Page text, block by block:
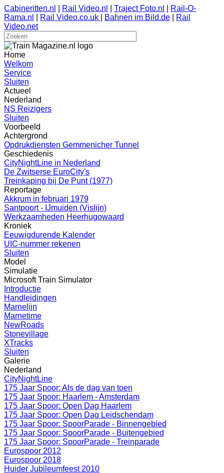
Cabineritten.nl Rail Video.nl Traject Foto.nl
Rail-O-
Rama.nl
Rail Video.co.uk Bahnen im Bild.de
Rail
Video.net
Home
Welkom
Service
Sluiten
Actueel
Nederland
NS Reizigers
Sluiten
Voorbeeld
Achtergrond
Opdrukdiensten Gemmenicher Tunnel
Geschiedenis
CityNightLine in Nederland
De Zwitserse EuroCity's
Treinkaping bij De Punt (1977)
Reportage
Akkrum in februari 1979
Santpoort - IJmuiden (Vislijn)
Werkzaamheden Heerhugowaard
Kroniek
Eeuwigdurende Kalender
UIC-nummer rekenen
Sluiten
Model
Simulatie
Microsoft Train Simulator
Introductie
Handleidingen
Marnelijn
Marnetime
NewRoads
Stonevillage
XTracks
Sluiten
Galerie
Nederland
CityNightLine
175 Jaar Spoor: Als de dag van toen
175 Jaar Spoor: Haarlem - Amsterdam
175 Jaar Spoor: Open Dag Haarlem
175 Jaar Spoor: Open Dag Leidschendam
175 Jaar Spoor: SpoorParade - Binnengebied
175 Jaar Spoor: SpoorParade - Buitengebied
175 Jaar Spoor: SpoorParade - Treinparade
Eurospoor 2012
Eurospoor 2018
Huider Jubileumfeest 2010